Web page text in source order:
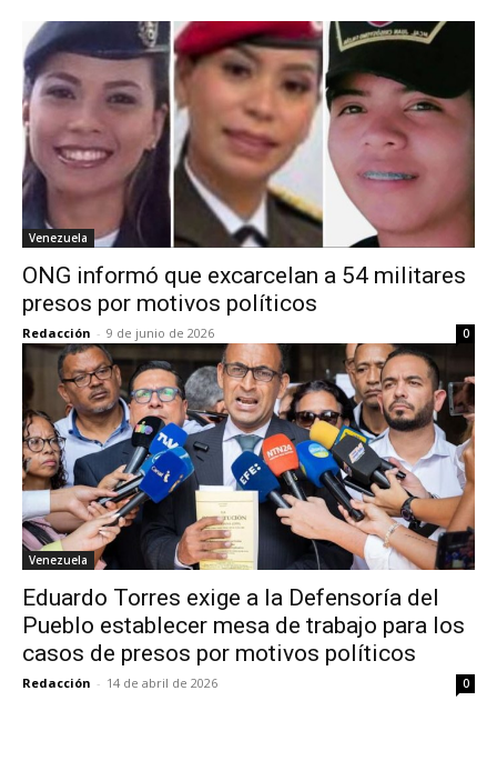
Venezuela
ONG informó que excarcelan a 54 militares
presos por motivos políticos
Redacción - 9 de junio de 2026 0
Venezuela
Eduardo Torres exige a la Defensoría del
Pueblo establecer mesa de trabajo para los
casos de presos por motivos políticos
Redacción - 14 de abril de 2026 0